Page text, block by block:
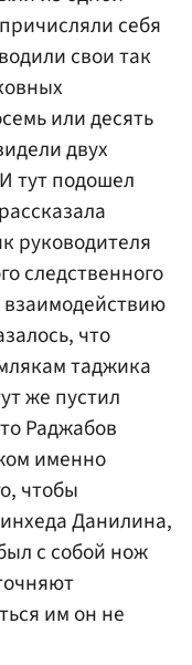
себя
свои так
или десять
двух
тут подошел
руководителя
следственного
что
таджика
же пустил
Раджабов
именно
чтобы
Данилина,
с собой нож
им он не